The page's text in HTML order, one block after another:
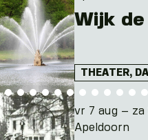
Wijk de
THEATER,
vr 7 aug – za
Apeldoorn